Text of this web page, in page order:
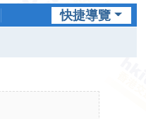
快捷導覽